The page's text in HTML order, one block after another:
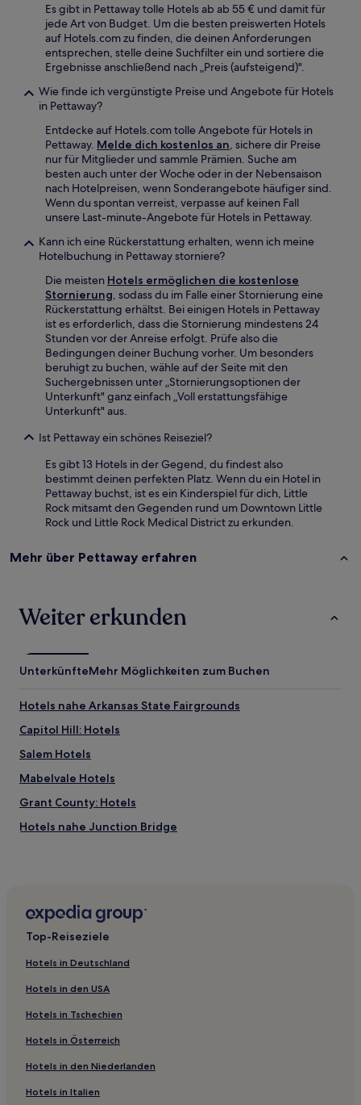
Es gibt in Pettaway tolle Hotels ab ab 55 € und damit für
jede Art von Budget. Um die besten preiswerten Hotels
auf Hotels.com zu finden, die deinen Anforderungen
entsprechen, stelle deine Suchfilter ein und sortiere die
Ergebnisse anschließend nach „Preis (aufsteigend)".
Wie finde ich vergünstigte Preise und Angebote für Hotels
in Pettaway?
Entdecke auf Hotels.com tolle Angebote für Hotels in
Pettaway. Melde dich kostenlos an, sichere dir Preise
nur für Mitglieder und sammle Prämien. Suche am
besten auch unter der Woche oder in der Nebensaison
nach Hotelpreisen, wenn Sonderangebote häufiger sind.
Wenn du spontan verreist, verpasse auf keinen Fall
unsere Last-minute-Angebote für Hotels in Pettaway.
Kann ich eine Rückerstattung erhalten, wenn ich meine
Hotelbuchung in Pettaway storniere?
Die meisten Hotels ermöglichen die kostenlose
Stornierung, sodass du im Falle einer Stornierung eine
Rückerstattung erhältst. Bei einigen Hotels in Pettaway
ist es erforderlich, dass die Stornierung mindestens 24
Stunden vor der Anreise erfolgt. Prüfe also die
Bedingungen deiner Buchung vorher. Um besonders
beruhigt zu buchen, wähle auf der Seite mit den
Suchergebnissen unter „Stornierungsoptionen der
Unterkunft" ganz einfach „Voll erstattungsfähige
Unterkunft" aus.
Ist Pettaway ein schönes Reiseziel?
Es gibt 13 Hotels in der Gegend, du findest also
bestimmt deinen perfekten Platz. Wenn du ein Hotel in
Pettaway buchst, ist es ein Kinderspiel für dich, Little
Rock mitsamt den Gegenden rund um Downtown Little
Rock und Little Rock Medical District zu erkunden.
Mehr über Pettaway erfahren
Weiter erkunden
UnterkünfteMehr Möglichkeiten zum Buchen
Hotels nahe Arkansas State Fairgrounds
Capitol Hill: Hotels
Salem Hotels
Mabelvale Hotels
Grant County: Hotels
Hotels nahe Junction Bridge
Arkansas: Hotels
Hotels nahe Statehouse Convention Center
Hillcrest: Hotels
Pulaski County: Hotels
Pine Bluff Hotels
Hotels nahe University of Arkansas for Medical Sciences
Hotels nahe William J. Clinton Presidential Center and Park
Hotels nahe Arkansas Skatium
Top-Reiseziele
Hotels in Deutschland
Hotels in den USA
Hotels in Tschechien
Hotels in Österreich
Hotels in den Niederlanden
Hotels in Italien